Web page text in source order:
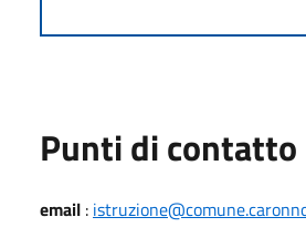
Punti di contatto
email :